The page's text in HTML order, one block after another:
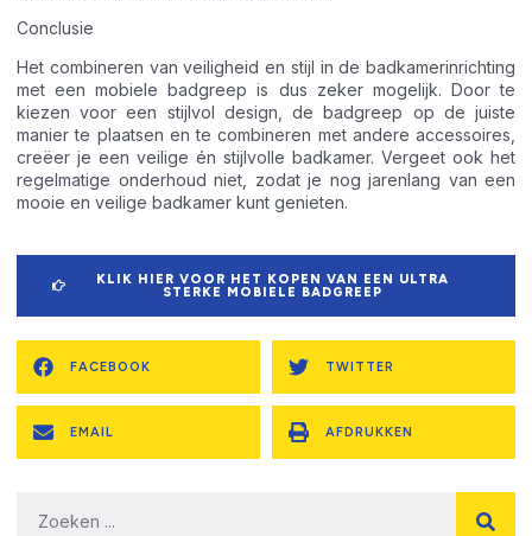
Conclusie
Het combineren van veiligheid en stijl in de badkamerinrichting
met een mobiele badgreep is dus zeker mogelijk. Door te
kiezen voor een stijlvol design, de badgreep op de juiste
manier te plaatsen en te combineren met andere accessoires,
creëer je een veilige én stijlvolle badkamer. Vergeet ook het
regelmatige onderhoud niet, zodat je nog jarenlang van een
mooie en veilige badkamer kunt genieten.
KLIK HIER VOOR HET KOPEN VAN EEN ULTRA
STERKE MOBIELE BADGREEP
FACEBOOK TWITTER
EMAIL AFDRUKKEN